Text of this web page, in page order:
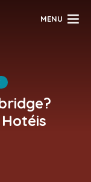
MENU